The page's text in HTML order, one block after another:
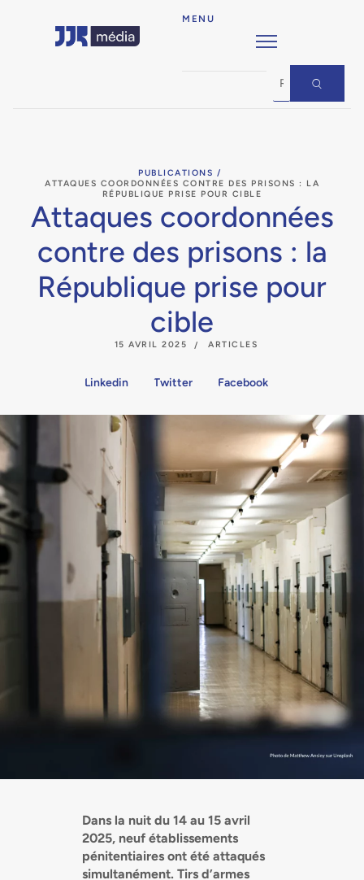
MENU
PUBLICATIONS /
ATTAQUES COORDONNÉES CONTRE DES PRISONS : LA
RÉPUBLIQUE PRISE POUR CIBLE
Attaques coordonnées
contre des prisons : la
République prise pour
cible
15 AVRIL 2025 ARTICLES
Linkedin Twitter Facebook
Dans la nuit du 14 au 15 avril
2025, neuf établissements
pénitentiaires ont été attaqués
simultanément. Tirs d’armes